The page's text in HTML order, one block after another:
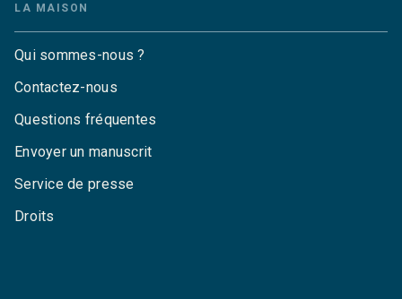
LA MAISON
Qui sommes-nous ?
Contactez-nous
Questions fréquentes
Envoyer un manuscrit
Service de presse
Droits